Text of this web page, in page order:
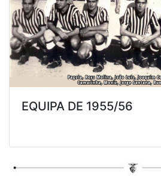
EQUIPA DE 1955/56